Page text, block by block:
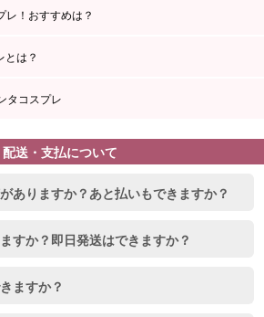
レ！おすすめは？
とは？
タコスプレ
配送・支払について
ありますか？あと払いもできますか？
すか？即日発送はできますか？
ますか？